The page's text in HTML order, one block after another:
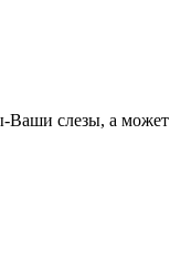
слезы, а